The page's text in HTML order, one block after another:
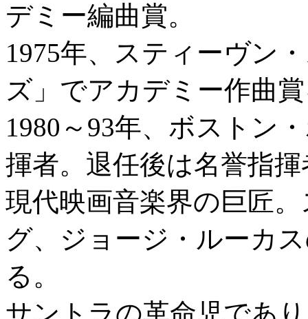
デミー編曲賞。
1975年、スティーヴン
ズ」でアカデミー作曲
1980～93年、ボストン
揮者。退任後は名誉指
現代映画音楽界の巨匠
グ、ジョージ・ルーカ
る。